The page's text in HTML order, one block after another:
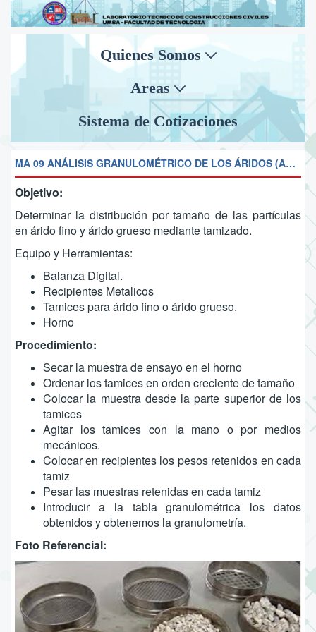
Quienes Somos
Areas
Sistema de Cotizaciones
MA 09 ANÁLISIS GRANULOMÉTRICO DE LOS ÁRIDOS (ASTM C136)
Objetivo:
Determinar la distribución por tamaño de las partículas
en árido fino y árido grueso mediante tamizado.
Equipo y Herramientas:
Balanza Digital.
Recipientes Metalicos
Tamices para árido fino o árido grueso.
Horno
Procedimiento:
Secar la muestra de ensayo en el horno
Ordenar los tamices en orden creciente de tamaño
Colocar la muestra desde la parte superior de los
tamices
Agitar los tamices con la mano o por medios
mecánicos.
Colocar en recipientes los pesos retenidos en cada
tamiz
Pesar las muestras retenidas en cada tamiz
Introducir a la tabla granulométrica los datos
obtenidos y obtenemos la granulometría.
Foto Referencial: